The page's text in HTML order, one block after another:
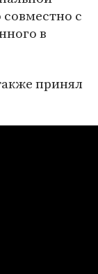
с
в
принял